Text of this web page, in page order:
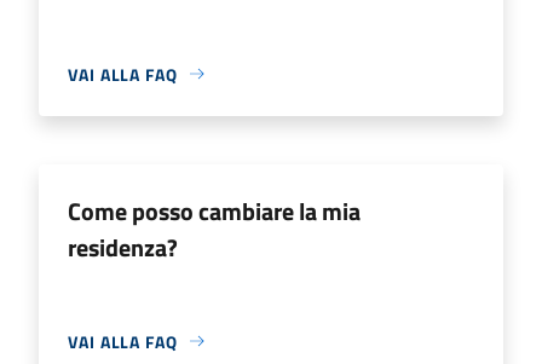
VAI ALLA FAQ
Come posso cambiare la mia
residenza?
VAI ALLA FAQ